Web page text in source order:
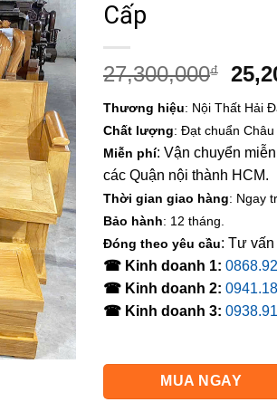
Cấp
27,300,000₫
Giá
là:
Thương hiệu: Nội Thất Hải
Chất lượng: Đạt chuẩn Châu
Miễn phí: Vận chuyển
các Quận nội thành HCM.
Thời gian giao hàng: Ngay
Bảo hành: 12 tháng.
Đóng theo yêu cầu: Tư vấn
☎ Kinh doanh 1:
☎ Kinh doanh 2:
☎ Kinh doanh 3:
MUA NGAY